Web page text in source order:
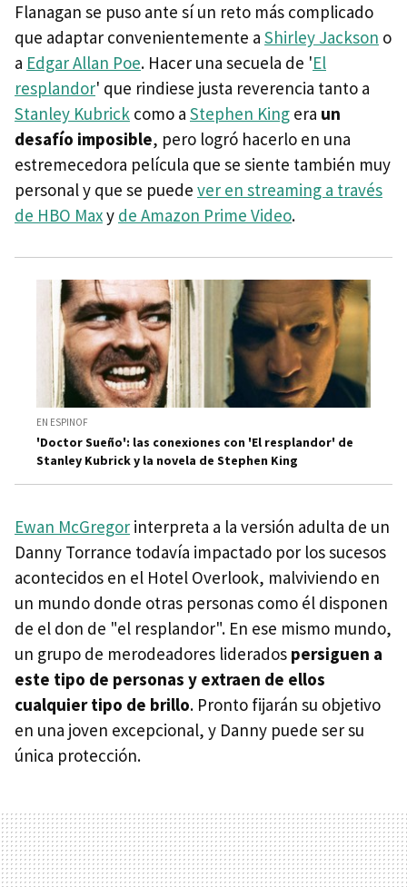
Flanagan se puso ante sí un reto más complicado
que adaptar convenientemente a Shirley Jackson o
a Edgar Allan Poe. Hacer una secuela de 'El
resplandor' que rindiese justa reverencia tanto a
Stanley Kubrick como a Stephen King era un
desafío imposible, pero logró hacerlo en una
estremecedora película que se siente también muy
personal y que se puede ver en streaming a través
de HBO Maxy de Amazon Prime Video.
EN ESPINOF
'Doctor Sueño': las conexiones con 'El resplandor' de
Stanley Kubrick y la novela de Stephen King
Ewan McGregor interpreta a la versión adulta de un
Danny Torrance todavía impactado por los sucesos
acontecidos en el Hotel Overlook, malviviendo en
un mundo donde otras personas como él disponen
de el don de "el resplandor". En ese mismo mundo,
un grupo de merodeadores liderados persiguen a
este tipo de personas y extraen de ellos
cualquier tipo de brillo. Pronto fijarán su objetivo
en una joven excepcional, y Danny puede ser su
única protección.